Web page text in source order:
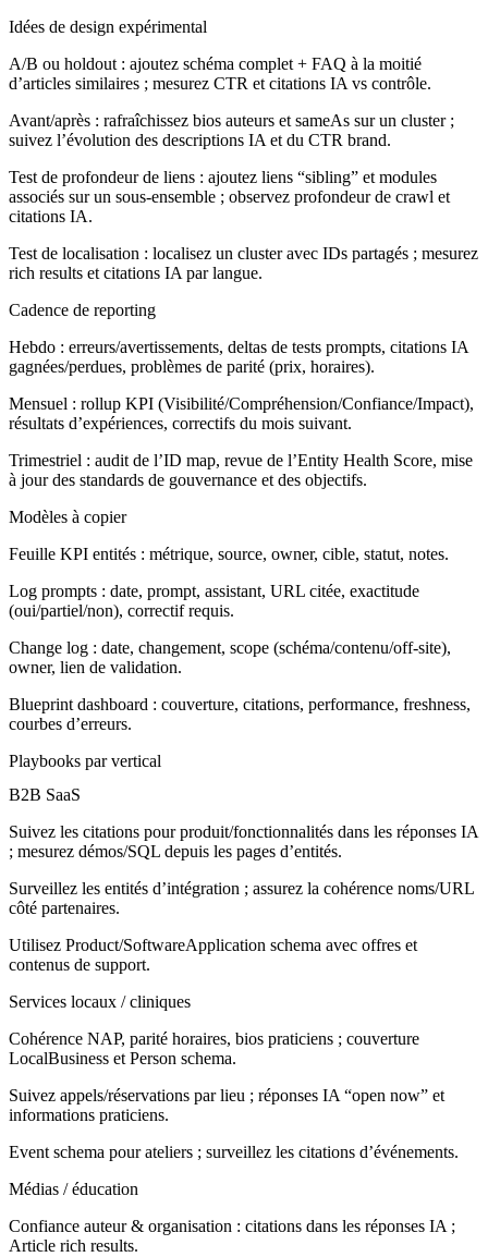
Idées de design expérimental
A/B ou holdout : ajoutez schéma complet + FAQ à la moitié
d’articles similaires ; mesurez CTR et citations IA vs contrôle.
Avant/après : rafraîchissez bios auteurs et sameAs sur un cluster ;
suivez l’évolution des descriptions IA et du CTR brand.
Test de profondeur de liens : ajoutez liens “sibling” et modules
associés sur un sous‑ensemble ; observez profondeur de crawl et
citations IA.
Test de localisation : localisez un cluster avec IDs partagés ; mesurez
rich results et citations IA par langue.
Cadence de reporting
Hebdo : erreurs/avertissements, deltas de tests prompts, citations IA
gagnées/perdues, problèmes de parité (prix, horaires).
Mensuel : rollup KPI (Visibilité/Compréhension/Confiance/Impact),
résultats d’expériences, correctifs du mois suivant.
Trimestriel : audit de l’ID map, revue de l’Entity Health Score, mise
à jour des standards de gouvernance et des objectifs.
Modèles à copier
Feuille KPI entités : métrique, source, owner, cible, statut, notes.
Log prompts : date, prompt, assistant, URL citée, exactitude
(oui/partiel/non), correctif requis.
Change log : date, changement, scope (schéma/contenu/off‑site),
owner, lien de validation.
Blueprint dashboard : couverture, citations, performance, freshness,
courbes d’erreurs.
Playbooks par vertical
B2B SaaS
Suivez les citations pour produit/fonctionnalités dans les réponses IA
; mesurez démos/SQL depuis les pages d’entités.
Surveillez les entités d’intégration ; assurez la cohérence noms/URL
côté partenaires.
Utilisez Product/SoftwareApplication schema avec offres et
contenus de support.
Services locaux / cliniques
Cohérence NAP, parité horaires, bios praticiens ; couverture
LocalBusiness et Person schema.
Suivez appels/réservations par lieu ; réponses IA “open now” et
informations praticiens.
Event schema pour ateliers ; surveillez les citations d’événements.
Médias / éducation
Confiance auteur & organisation : citations dans les réponses IA ;
Article rich results.